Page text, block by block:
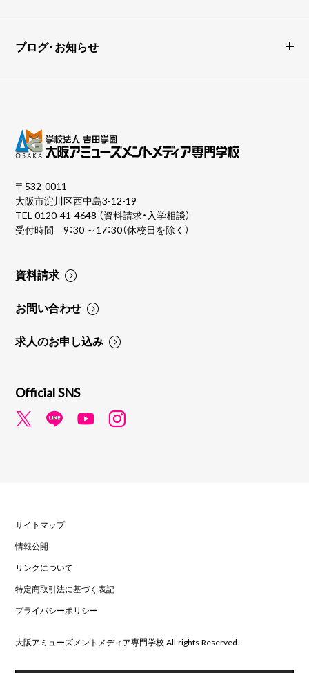
ブログ・お知らせ
〒532-0011
大阪市淀川区西中島3-12-19
TEL0120-41-4648 （資料請求・入学相談）
受付時間 9：30 ～17：30（休校日を除く）
資料請求
お問い合わせ
求人のお申し込み
Official SNS
サイトマップ
情報公開
リンクについて
特定商取引法に基づく表記
プライバシーポリシー
大阪アミューズメントメディア専門学校 All rights Reserved.